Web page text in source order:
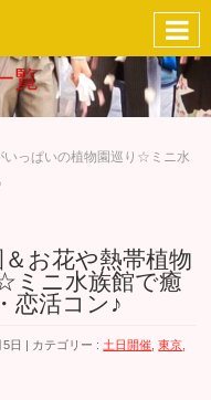
覧
いっぱいの植物園巡り☆ミニ水
＆お花や熱帯植物
ミニ水族館で癒
恋活コン♪
日 カテゴリー : 土日開催 ,東京